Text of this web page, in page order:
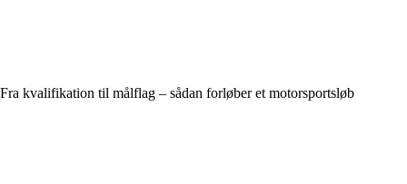
Fra kvalifikation til målflag – sådan forløber et motorsportsløb